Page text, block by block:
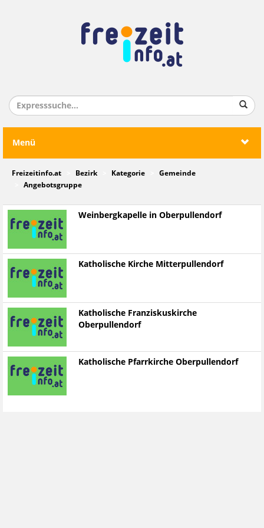
Menü
Freizeitinfo.at Bezirk Kategorie
Gemeinde
Angebotsgruppe
Weinbergkapelle in Oberpullendorf
Katholische Kirche Mitterpullendorf
Katholische Franziskuskirche
Oberpullendorf
Katholische Pfarrkirche Oberpullendorf